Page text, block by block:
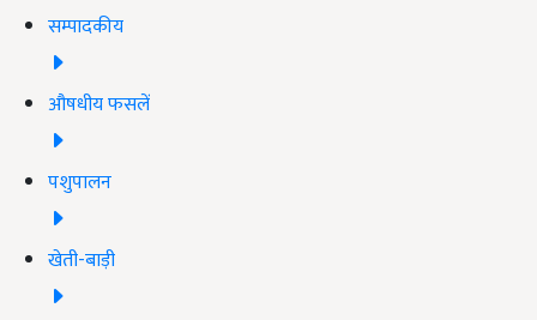
सम्पादकीय
औषधीय फसलें
पशुपालन
खेती-बाड़ी